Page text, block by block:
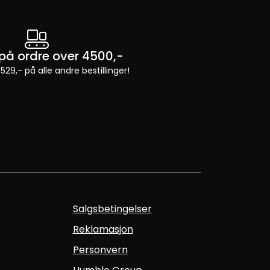
ordre over 4500,-
på alle andre bestillinger!
Salgsbetingelser
Reklamasjon
Personvern